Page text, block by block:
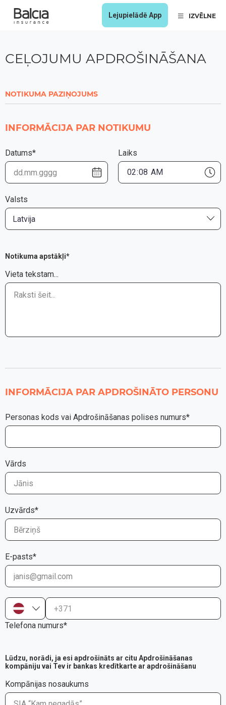
Lejupielādē App IZVĒLNE
CEĻOJUMU APDROŠINĀŠANA
NOTIKUMA PAZIŅOJUMS
INFORMĀCIJA PAR NOTIKUMU
Datums* Laiks
Latvija
Valsts
Notikuma apstākļi*
Vieta tekstam...
INFORMĀCIJA PAR APDROŠINĀTO PERSONU
Personas kods vai Apdrošināšanas polises numurs*
Vārds
Uzvārds*
E-pasts*
+371
Telefona numurs*
Lūdzu, norādi, ja esi apdrošināts ar citu Apdrošināšanas
kompāniju vai Tev ir bankas kredītkarte ar apdrošināšanu
Kompānijas nosaukums